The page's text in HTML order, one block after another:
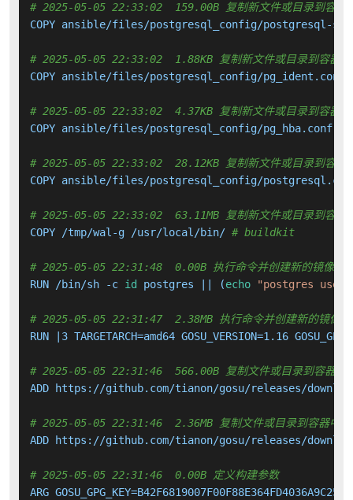
# 2025-05-05 22:33:02  159.00B 复制新文件或目录到容器
COPY ansible/files/postgresql_config/postgresql-
# 2025-05-05 22:33:02  1.88KB 复制新文件或目录到容器中
COPY ansible/files/postgresql_config/
# 2025-05-05 22:33:02  4.37KB 复制新文件或目录到容器中
COPY ansible/files/postgresql_config/
# 2025-05-05 22:33:02  28.12KB 复制新文件或目录到容器
COPY ansible/files/postgresql_config/
# 2025-05-05 22:33:02  63.11MB 复制新文件或目录到容器
COPY /tmp/wal-g /usr/local/bin/ # buildkit
# 2025-05-05 22:31:48  0.00B 执行命令并创建新的镜像层
RUN /bin/sh -c id postgres || (echo "postgres
# 2025-05-05 22:31:47  2.38MB 执行命令并创建新的镜像层
RUN |3 TARGETARCH=amd64 GOSU_VERSION=1.16
# 2025-05-05 22:31:46  566.00B 复制文件或目录到容器中
ADD https://github.com/tianon/gosu/releases/
# 2025-05-05 22:31:46  2.36MB 复制文件或目录到容器中
ADD https://github.com/tianon/gosu/releases/
# 2025-05-05 22:31:46  0.00B 定义构建参数
ARG